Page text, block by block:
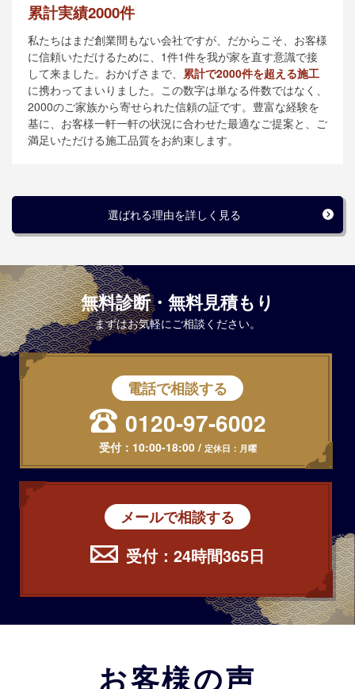
累計実績2000件
私たちはまだ創業間もない会社ですが、だからこそ、お客様
に信頼いただけるために、1件1件を我が家を直す意識で接
して来ました。おかげさまで、 累計で2000件を超える施工
に携わってまいりました。この数字は単なる件数ではなく、
2000のご家族から寄せられた信頼の証です。豊富な経験を
基に、お客様一軒一軒の状況に合わせた最適なご提案と、ご
満足いただける施工品質をお約束します。
選ばれる理由を詳しく見る
無料診断・無料見積もり
まずはお気軽にご相談ください。
電話で相談する
0120-97-6002
受付： 10:00-18:00/ 定休日：月曜
メールで相談する
受付：24時間365日
お客様の声